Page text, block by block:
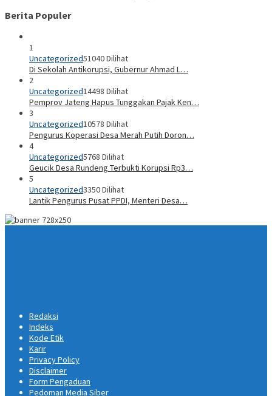
Berita Populer
1
Uncategorized51040 Dilihat
Di Sekolah Antikorupsi, Gubernur Ahmad L…
2
Uncategorized14498 Dilihat
Pemprov Jateng Hapus Tunggakan Pajak Ken…
3
Uncategorized10578 Dilihat
Pengurus Koperasi Desa Merah Putih Doron…
4
Uncategorized5768 Dilihat
Geucik Desa Rundeng Terbukti Korupsi Rp3…
5
Uncategorized3350 Dilihat
Lantik Pengurus Pusat PPDI, Menteri Desa…
Redaksi
Indeks
Kode Etik
Karir
Privacy Policy
Disclaimer
Form Pengaduan
Pedoman Media Siber